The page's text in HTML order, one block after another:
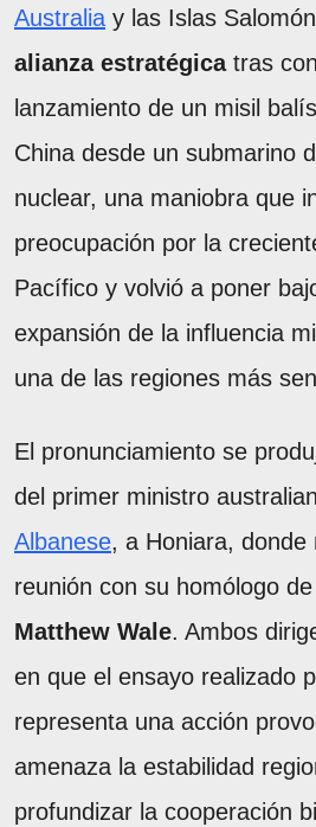
Australia y las Islas Salomón
alianza estratégicatras
lanzamiento de un misil
China desde un submarino
nuclear, una maniobra que
preocupación por la
Pacífico y volvió a poner
expansión de la influencia
una de las regiones más
El pronunciamiento se
del primer ministro
Albanese, a Honiara, donde
reunión con su homólogo
Matthew Wale. Ambos
en que el ensayo realizado
representa una acción
amenaza la estabilidad
profundizar la cooperación